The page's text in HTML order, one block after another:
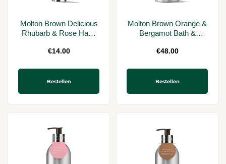
Molton Brown Delicious
Rhubarb & Rose Hand
€14.00
Bestellen
Molton Brown Orange &
Bergamot Bath &
Bottle 400 ml
€48.00
Bestellen